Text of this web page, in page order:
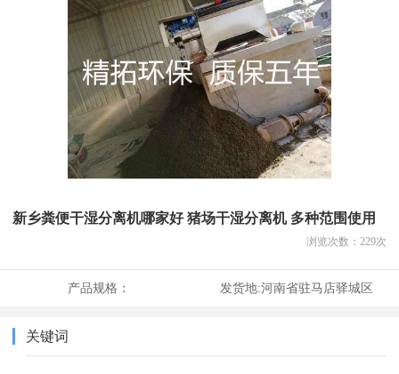
新乡粪便干湿分离机哪家好 猪场干湿分离机 多种范围使用
浏览次数： 229次
产品规格： 发货地:河南省驻马店驿城区
关键词